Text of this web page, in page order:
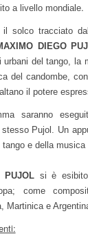
a livello mondiale.
il solco tracciato
DIEGO
del tango, la
del candombe,
il potere
saranno
Pujol. Un
e della musica
PUJOL si è
come
Martinica e